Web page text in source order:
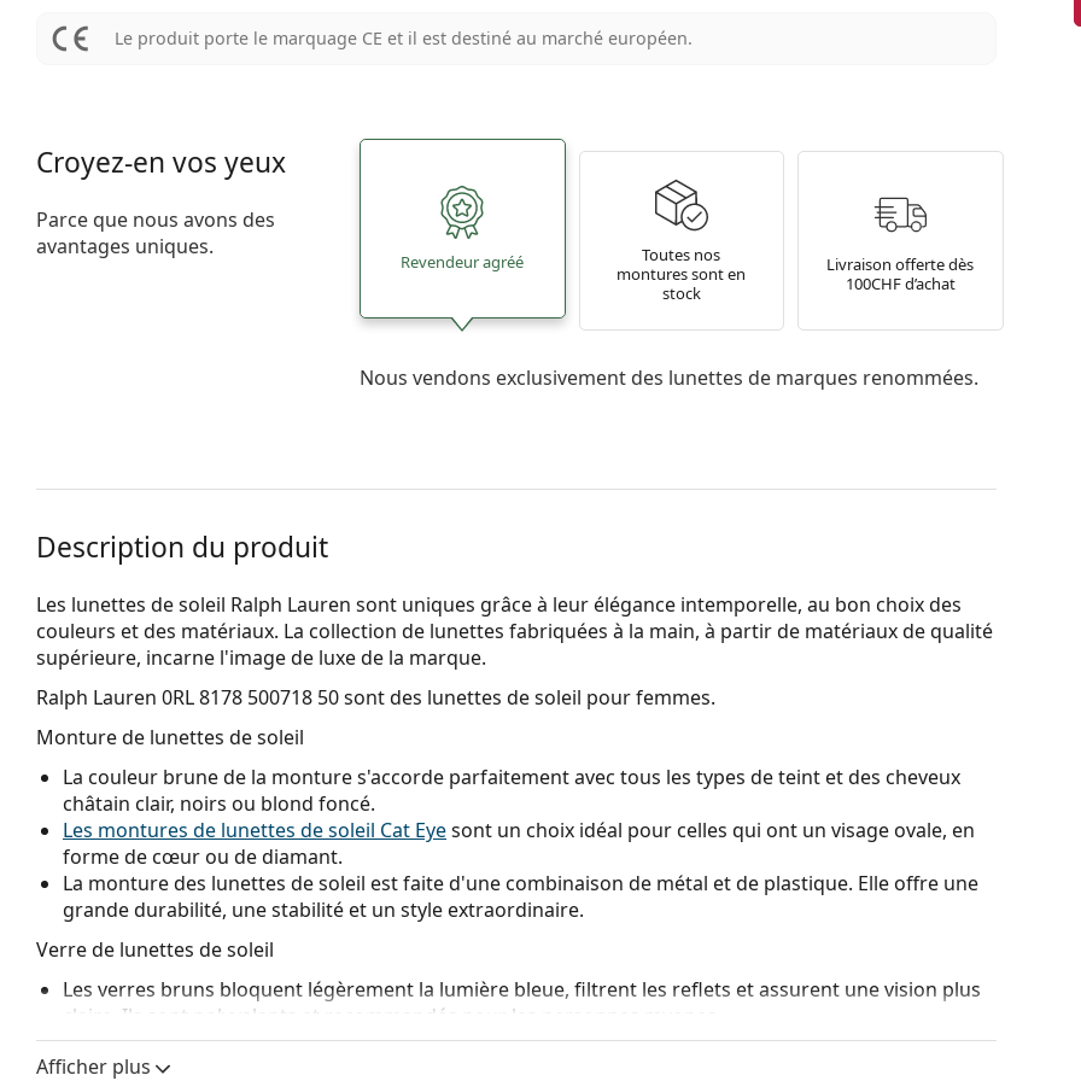
Le produit porte le marquage CE et il est destiné au marché européen.
Croyez-en vos yeux
Parce que nous avons des
avantages uniques.
Revendeur agréé
Toutes nos
montures sont en
stock
Livraison offerte dès
100CHF d’achat
Nous vendons exclusivement des lunettes de marques renommées.
Description du produit
Les lunettes de soleil Ralph Lauren sont uniques grâce à leur élégance intemporelle, au bon choix des
couleurs et des matériaux. La collection de lunettes fabriquées à la main, à partir de matériaux de qualité
supérieure, incarne l'image de luxe de la marque.
Ralph Lauren 0RL 8178 500718 50sont des lunettes de soleil pour femmes.
Monture de lunettes de soleil
La couleur brune de la monture s'accorde parfaitement avec tous les types de teint et des cheveux
châtain clair, noirs ou blond foncé.
Les montures de lunettes de soleil Cat Eyesont un choix idéal pour celles qui ont un visage ovale, en
forme de cœur ou de diamant.
La monture des lunettes de soleil est faite d'une combinaison de métal et de plastique. Elle offre une
grande durabilité, une stabilité et un style extraordinaire.
Verre de lunettes de soleil
Les verres bruns bloquent légèrement la lumière bleue, filtrent les reflets et assurent une vision plus
claire. Ils sont polyvalents et recommandés pour les personnes myopes.
Leslunettes de soleil ont des verres dégradésqui sont teintés de haut en bas, le bas du verre étant le
plus clair. La teinte la plus foncée en haut permet de filtrer la lumière directe du soleil et la teinte la
Afficher plus